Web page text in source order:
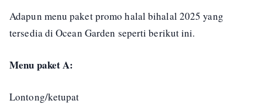
Adapun menu paket promo halal bihalal 2025 yang
tersedia di Ocean Garden seperti berikut ini.
Menu paket A:
Lontong/ketupat